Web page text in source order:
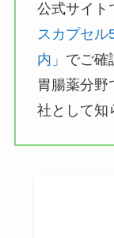
公式サイト
スカプセル
内」 でご確
胃腸薬分野
社として知